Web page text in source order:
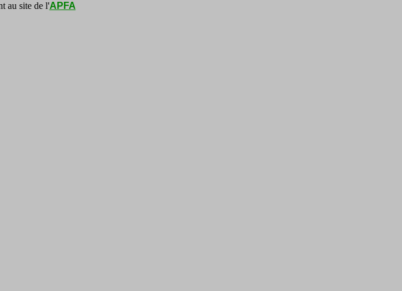
au site de l'APFA